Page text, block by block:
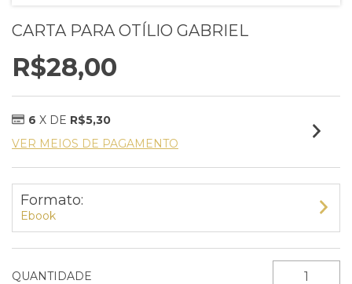
CARTA PARA OTÍLIO GABRIEL
R$28,00
6 X DE R$5,30
VER MEIOS DE PAGAMENTO
Formato:
Ebook
QUANTIDADE